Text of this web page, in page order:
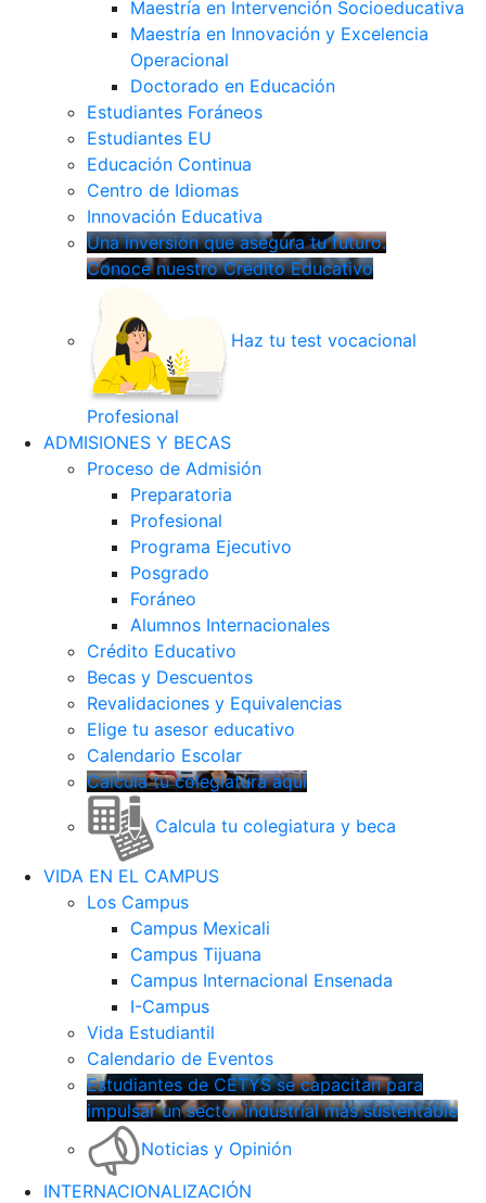
Maestría en Intervención Socioeducativa
Maestría en Innovación y Excelencia
Operacional
Doctorado en Educación
Estudiantes Foráneos
Estudiantes EU
Educación Continua
Centro de Idiomas
Innovación Educativa
Una inversión que asegura tu futuro.
Conoce nuestro Crédito Educativo
Haz tu test vocacional
Profesional
ADMISIONES Y BECAS
Proceso de Admisión
Preparatoria
Profesional
Programa Ejecutivo
Posgrado
Foráneo
Alumnos Internacionales
Crédito Educativo
Becas y Descuentos
Revalidaciones y Equivalencias
Elige tu asesor educativo
Calendario Escolar
Calcula tu colegiatura aquí
Calcula tu colegiatura y beca
VIDA EN EL CAMPUS
Los Campus
Campus Mexicali
Campus Tijuana
Campus Internacional Ensenada
I-Campus
Vida Estudiantil
Calendario de Eventos
Estudiantes de CETYS se capacitan para
impulsar un sector industrial más sustentable
Noticias y Opinión
INTERNACIONALIZACIÓN